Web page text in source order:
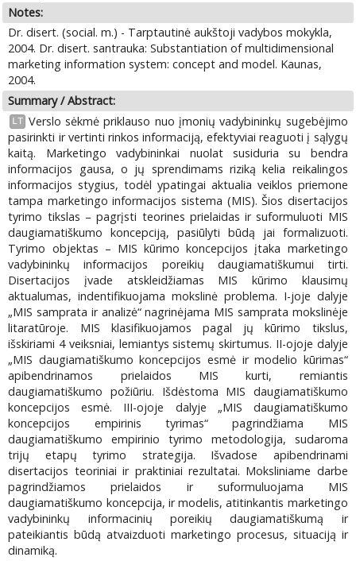
Notes:
Dr. disert. (social. m.) - Tarptautinė aukštoji vadybos mokykla,
2004. Dr. disert. santrauka: Substantiation of multidimensional
marketing information system: concept and model. Kaunas,
2004.
Summary / Abstract:
LT Verslo sėkmė priklauso nuo įmonių vadybininkų sugebėjimo
pasirinkti ir vertinti rinkos informaciją, efektyviai reaguoti į sąlygų
kaitą. Marketingo vadybininkai nuolat susiduria su bendra
informacijos gausa, o jų sprendimams riziką kelia reikalingos
informacijos stygius, todėl ypatingai aktualia veiklos priemone
tampa marketingo informacijos sistema (MIS). Šios disertacijos
tyrimo tikslas – pagrįsti teorines prielaidas ir suformuluoti MIS
daugiamatiškumo koncepciją, pasiūlyti būdą jai formalizuoti.
Tyrimo objektas – MIS kūrimo koncepcijos įtaka marketingo
vadybininkų informacijos poreikių daugiamatiškumui tirti.
Disertacijos įvade atskleidžiamas MIS kūrimo klausimų
aktualumas, indentifikuojama mokslinė problema. I-joje dalyje
„MIS samprata ir analizė“ nagrinėjama MIS samprata mokslinėje
litaratūroje. MIS klasifikuojamos pagal jų kūrimo tikslus,
išskiriami 4 veiksniai, lemiantys sistemų skirtumus. II-ojoje dalyje
„MIS daugiamatiškumo koncepcijos esmė ir modelio kūrimas“
apibendrinamos prielaidos MIS kurti, remiantis
daugiamatiškumo požiūriu. Išdėstoma MIS daugiamatiškumo
koncepcijos esmė. III-ojoje dalyje „MIS daugiamatiškumo
koncepcijos empirinis tyrimas“ pagrindžiama MIS
daugiamatiškumo empirinio tyrimo metodologija, sudaroma
trijų etapų tyrimo strategija. Išvadose apibendrinami
disertacijos teoriniai ir praktiniai rezultatai. Moksliniame darbe
pagrindžiamos prielaidos ir suformuluojama MIS
daugiamatiškumo koncepcija, ir modelis, atitinkantis marketingo
vadybininkų informacinių poreikių daugiamatiškumą ir
pateikiantis būdą atvaizduoti marketingo procesus, situaciją ir
dinamiką.